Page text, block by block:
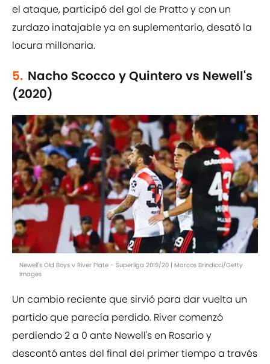
el ataque, participó del gol de Pratto y con un
zurdazo inatajable ya en suplementario, desató la
locura millonaria.
5. Nacho Scocco y Quintero vs Newell's
(2020)
Newell's Old Boys v River Plate - Superliga 2019/20 | Marcos Brindicci/Getty
Images
Un cambio reciente que sirvió para dar vuelta un
partido que parecía perdido. River comenzó
perdiendo 2 a 0 ante Newell's en Rosario y
descontó antes del final del primer tiempo a través